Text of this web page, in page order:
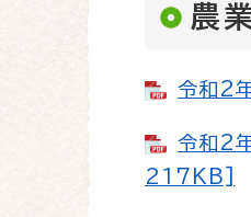
農
令和2
令和2
217KB]